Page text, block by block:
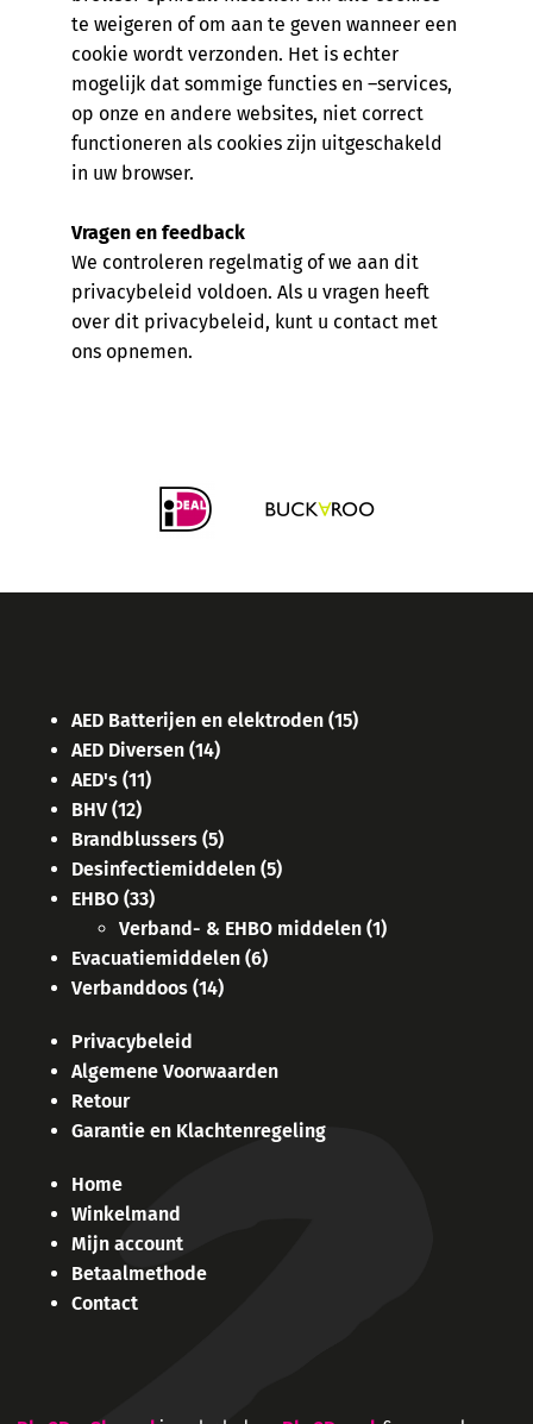
te weigeren of om aan te geven wanneer een
cookie wordt verzonden. Het is echter
mogelijk dat sommige functies en –services,
op onze en andere websites, niet correct
functioneren als cookies zijn uitgeschakeld
in uw browser.
Vragen en feedback
We controleren regelmatig of we aan dit
privacybeleid voldoen. Als u vragen heeft
over dit privacybeleid, kunt u contact met
ons opnemen.
AED Batterijen en elektroden (15)
AED Diversen (14)
AED's (11)
BHV (12)
Brandblussers (5)
Desinfectiemiddelen (5)
EHBO (33)
Verband- & EHBO middelen (1)
Evacuatiemiddelen (6)
Verbanddoos (14)
Privacybeleid
Algemene Voorwaarden
Retour
Garantie en Klachtenregeling
Home
Winkelmand
Mijn account
Betaalmethode
Contact